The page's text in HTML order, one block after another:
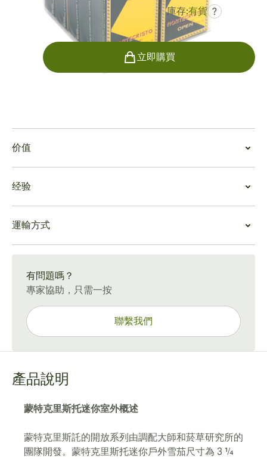
HK$689.69 曾是HK$885.63
庫存:有貨 ?
立即購買
蒙特克里斯托迷你室外提供順滑、中等酒體的體驗，在旅
行的早期階段將甜美和奶油般的細微差別帶到最前沿。短
榛果的味道。
价值
蒙特克里斯托迷你室外為雪茄煙民提供了巨大的價值，他
們的生活方式積極，尋求平滑和平衡的古巴煙。一盒 100
支蒙特克里斯托迷你室外雪茄是一種經濟實惠的庫存方
式，隨時可以買到正宗的古巴煙。
经验
蒙特克里斯托迷你戶外煙霧絲滑、美味，可提供高度娛樂
性的煙霧，是隨時隨地快速逃離雪茄的理想選擇。蒙特克
茄愛好者，無論他們的品味水平如何。
運輸方式
有問題嗎？
專家協助，只需一按
聯繫我們
產品說明
蒙特克里斯托迷你室外概述
蒙特克里斯託的開放系列由調配大師和菸草研究所的
團隊開發。蒙特克里斯托迷你戶外雪茄尺寸為 3 ¼